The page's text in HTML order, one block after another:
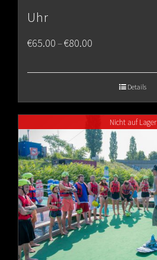
Uhr
€65.00–€80.00
€80.00
Details
Nicht auf Lager